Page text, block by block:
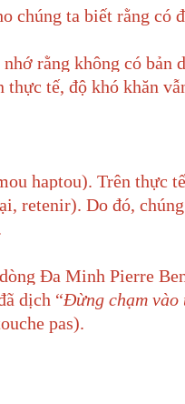
chúng ta biết rằng có
rằng không có bản
tế, độ khó khăn
haptou). Trên thực
retenir). Do đó,
Đa Minh Pierre
dịch “Đừng chạm vào
pas).